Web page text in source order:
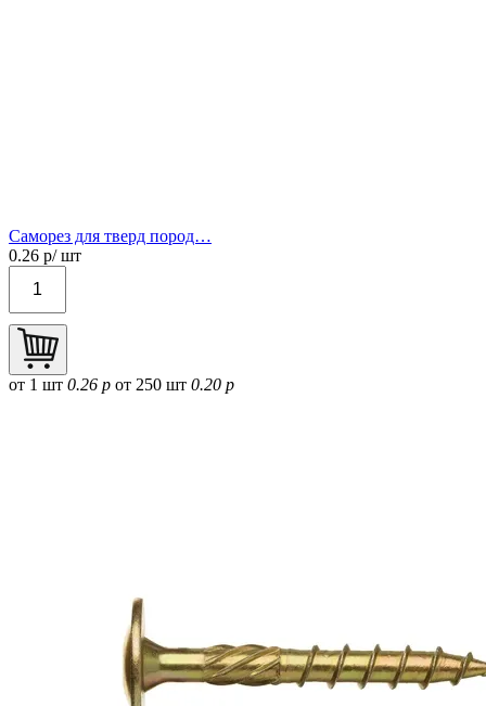
Саморез для тверд пород…
0.26 р/ шт
от 1 шт 0.26 р от 250 шт 0.20 р